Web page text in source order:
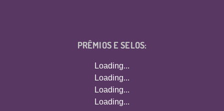
PRÊMIOS E SELOS:
Loading...
Loading...
Loading...
Loading...